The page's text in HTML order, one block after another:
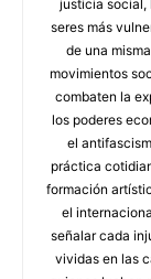
justicia social,
seres más
de una
movimientos
combaten la
los poderes
el
práctica
formación
el
señalar cada
vividas en las